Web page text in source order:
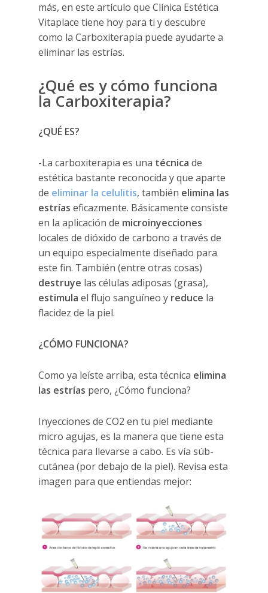
más, en este artículo que Clínica Estética
Vitaplace tiene hoy para ti y descubre
como la Carboxiterapia puede ayudarte a
eliminar las estrías.
¿Qué es y cómo funciona
la Carboxiterapia?
¿QUÉ ES?
-La carboxiterapia es una técnica de
estética bastante reconocida y que aparte
de eliminar la celulitis, también elimina las
estrías eficazmente. Básicamente consiste
en la aplicación de microinyecciones
locales de dióxido de carbono a través de
un equipo especialmente diseñado para
este fin. También (entre otras cosas)
destruye las células adiposas (grasa),
estimula el flujo sanguíneo y reduce la
flacidez de la piel.
¿CÓMO FUNCIONA?
Como ya leíste arriba, esta técnica elimina
las estrías pero, ¿Cómo funciona?
Inyecciones de CO2 en tu piel mediante
micro agujas, es la manera que tiene esta
técnica para llevarse a cabo. Es vía súb-
cutánea (por debajo de la piel). Revisa esta
imagen para que entiendas mejor: